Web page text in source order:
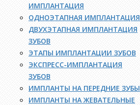
ИМПЛАНТАЦИЯ
ОДНОЭТАПНАЯ ИМПЛАНТАЦИЯ
ДВУХЭТАПНАЯ ИМПЛАНТАЦИЯ
ЗУБОВ
ЭТАПЫ ИМПЛАНТАЦИИ ЗУБОВ
ЭКСПРЕСС-ИМПЛАНТАЦИЯ
ЗУБОВ
ИМПЛАНТЫ НА ПЕРЕДНИЕ ЗУБЫ
ИМПЛАНТЫ НА ЖЕВАТЕЛЬНЫЕ